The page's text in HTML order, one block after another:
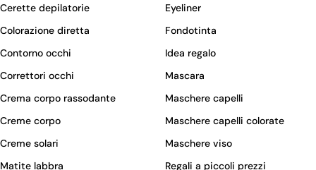
Cerette depilatorie
Colorazione diretta
Contorno occhi
Correttori occhi
Crema corpo rassodante
Creme corpo
Creme solari
Eyeliner
Fondotinta
Idea regalo
Mascara
Maschere capelli
Maschere capelli colorate
Maschere viso
Matite labbra
Regali a piccoli prezzi